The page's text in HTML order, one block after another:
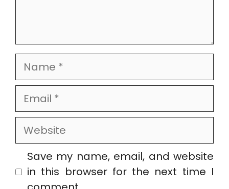
Name
Email
Website
Save my name, email, and website
in this browser for the next time I